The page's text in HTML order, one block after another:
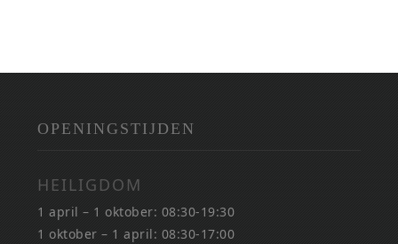
OPENINGSTIJDEN
HEILIGDOM
1 april – 1 oktober: 08:30-19:30
1 oktober – 1 april: 08:30-17:00